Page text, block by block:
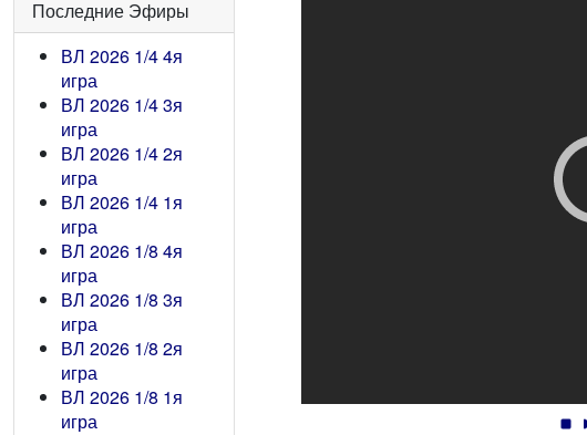
Последние Эфиры
ВЛ 2026 1/4 4я
игра
ВЛ 2026 1/4 3я
игра
ВЛ 2026 1/4 2я
игра
ВЛ 2026 1/4 1я
игра
ВЛ 2026 1/8 4я
игра
ВЛ 2026 1/8 3я
игра
ВЛ 2026 1/8 2я
игра
ВЛ 2026 1/8 1я
игра